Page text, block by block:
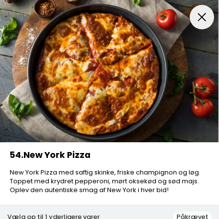
Pizza Salat Pizza Nachos Pizza Gourmet Pizza
54.New York Pizza
New York Pizza med saftig skinke, friske champignon og løg.
Toppet med krydret pepperoni, mørt oksekød og sød majs.
Oplev den autentiske smag af New York i hver bid!
Vælg op til 1 yderligere varer Påkrævet